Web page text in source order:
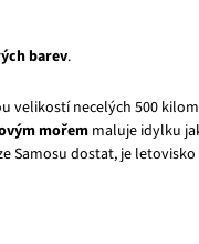
barev.
velikostí necelých 500
mořem maluje idylku
Samosu dostat, je letovisko